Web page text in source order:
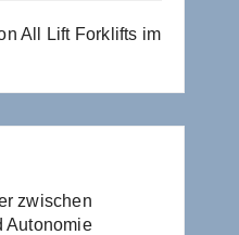
All Lift Forklifts im
zwischen
Autonomie